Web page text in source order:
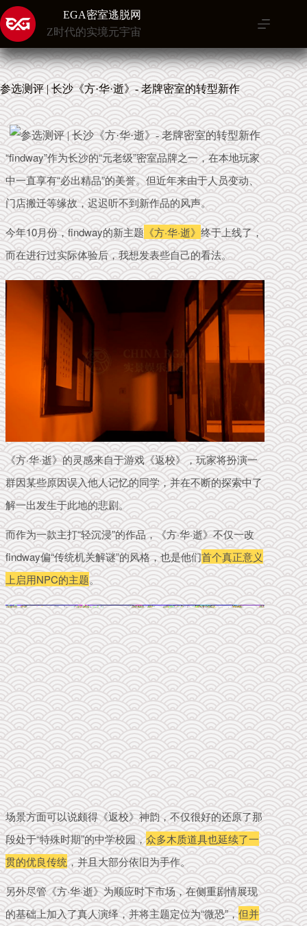
跳
至
内
容
EGA密室逃脱网
Z时代的实境元宇宙
参选测评 | 长沙《方·华·逝》- 老牌密室的转型新作
“findway”作为长沙的“元老级”密室品牌之一，在本地玩家
中一直享有“必出精品”的美誉。但近年来由于人员变动、
门店搬迁等缘故，迟迟听不到新作品的风声。
今年10月份，findway的新主题 《方·华·逝》 终于上线了，
而在进行过实际体验后，我想发表些自己的看法。
《方·华·逝》的灵感来自于游戏《返校》，玩家将扮演一
群因某些原因误入他人记忆的同学，并在不断的探索中了
解一出发生于此地的悲剧。
而作为一款主打“轻沉浸”的作品，《方·华·逝》不仅一改
findway偏“传统机关解谜”的风格，也是他们首个真正意义
上启用NPC的主题。
场景方面可以说颇得《返校》神韵，不仅很好的还原了那
段处于“特殊时期”的中学校园，众多木质道具也延续了一
贯的优良传统，并且大部分依旧为手作。
另外尽管《方·华·逝》为顺应时下市场，在侧重剧情展现
的基础上加入了真人演绎，并将主题定位为“微恐”，但并